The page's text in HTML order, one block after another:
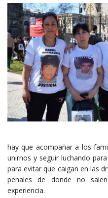
hay que acompañar a los
unirnos y seguir luchando
para evitar que caigan en las
penales de donde no
experiencia.